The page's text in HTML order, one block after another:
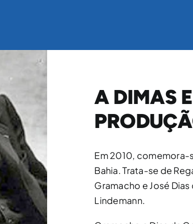
A DIMAS
Em 2010, comemora-
Bahia. Trata-se de
Gramacho e José
Lindemann.